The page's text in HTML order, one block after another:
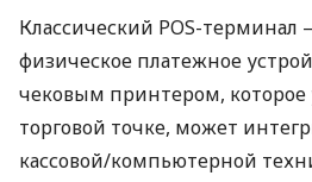
Классический POS-терминал
физическое платежное
чековым принтером, которое
торговой точке, может
кассовой/компьютерной